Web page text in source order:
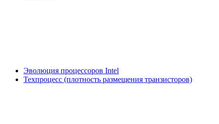
Эволюция процессоров Intel
Техпроцесс (плотность размещения транзисторов)